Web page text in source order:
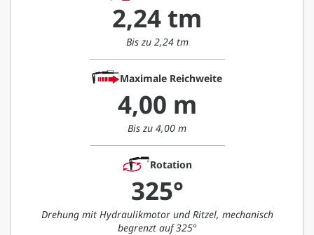
2,24 tm
Bis zu 2,24 tm
Maximale Reichweite
4,00 m
Bis zu 4,00 m
Rotation
325°
Drehung mit Hydraulikmotor und Ritzel, mechanisch
begrenzt auf 325°